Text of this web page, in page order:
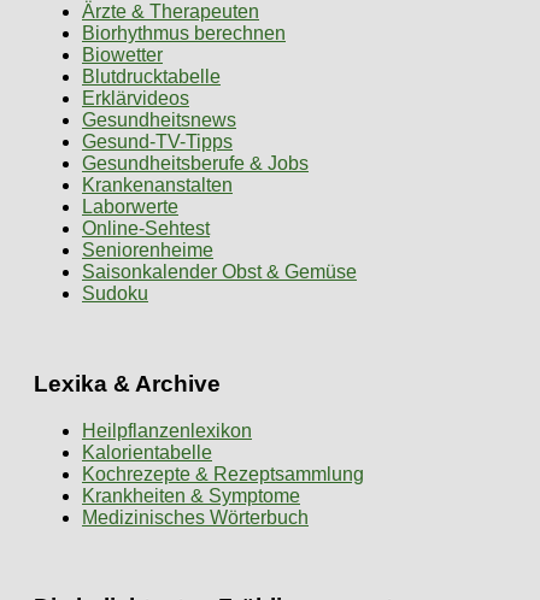
Ärzte & Therapeuten
Biorhythmus berechnen
Biowetter
Blutdrucktabelle
Erklärvideos
Gesundheitsnews
Gesund-TV-Tipps
Gesundheitsberufe & Jobs
Krankenanstalten
Laborwerte
Online-Sehtest
Seniorenheime
Saisonkalender Obst & Gemüse
Sudoku
Lexika & Archive
Heilpflanzenlexikon
Kalorientabelle
Kochrezepte & Rezeptsammlung
Krankheiten & Symptome
Medizinisches Wörterbuch